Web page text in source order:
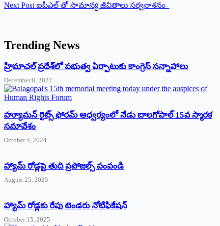
Next Post ఐపీఎల్ తో సామాన్య జీవితాలు సర్వనాశనం
Trending News
‌హ్రిమాచల్‌ ‌ప్రదేశ్‌లో పభుత్వ ఏర్పాటుకు కాంగ్రెస్‌ ‌సన్నాహాలు
December 8, 2022
హ్యూమన్‌ రైట్స్‌ ఫోరమ్‌ ఆధ్వర్యంలో నేడు బాలగోపాల్‌ 15వ స్మారక
సమావేశం
October 5, 2024
హ్యామ్‌ రోడ్లపై తుది ప్రపోజల్స్‌ పంపండి
August 25, 2025
హ్యామ్‌ రోడ్లకు రేపు టెండరు నోటిఫికేషన్‌
October 15, 2025